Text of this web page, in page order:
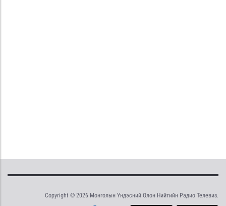
Copyright © 2026 Монголын Үндэсний Олон Нийтийн Радио Телевиз.